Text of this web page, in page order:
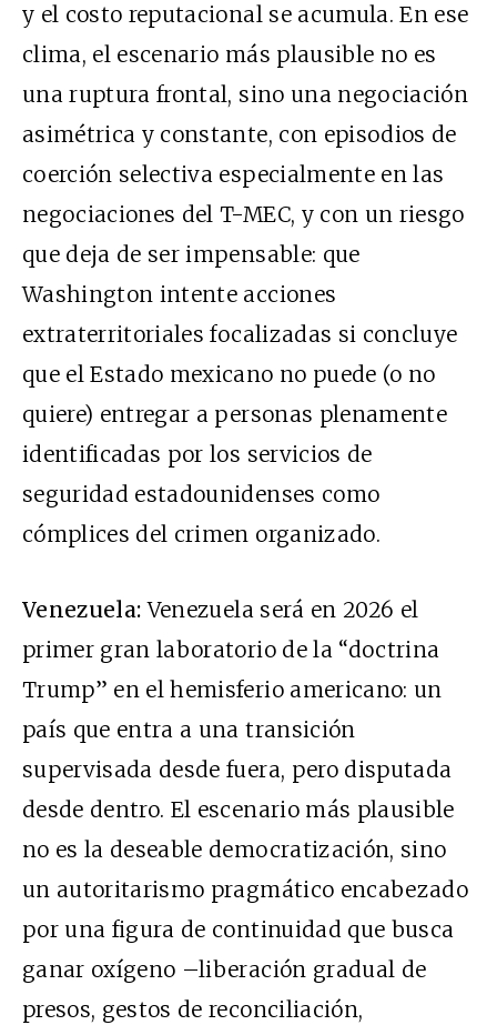
y el costo reputacional se acumula. En ese
clima, el escenario más plausible no es
una ruptura frontal, sino una negociación
asimétrica y constante, con episodios de
coerción selectiva especialmente en las
negociaciones del T-MEC, y con un riesgo
que deja de ser impensable: que
Washington intente acciones
extraterritoriales focalizadas si concluye
que el Estado mexicano no puede (o no
quiere) entregar a personas plenamente
identificadas por los servicios de
seguridad estadounidenses como
cómplices del crimen organizado.
Venezuela:Venezuela será en 2026 el
primer gran laboratorio de la “doctrina
Trump” en el hemisferio americano: un
país que entra a una transición
supervisada desde fuera, pero disputada
desde dentro. El escenario más plausible
no es la deseable democratización, sino
un autoritarismo pragmático encabezado
por una figura de continuidad que busca
ganar oxígeno –liberación gradual de
presos, gestos de reconciliación,